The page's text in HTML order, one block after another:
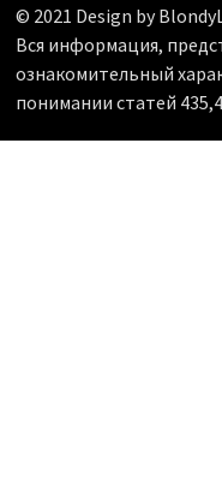
© 2021 Design by
Вся информация,
ознакомительный
понимании статей